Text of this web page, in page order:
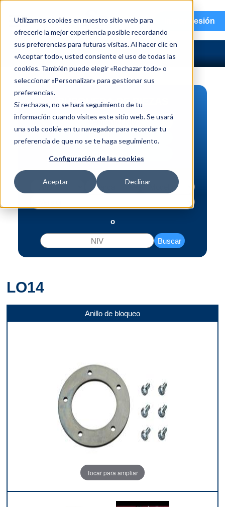
Utilizamos cookies en nuestro sitio web para
ofrecerle la mejor experiencia posible recordando
sus preferencias para futuras visitas. Al hacer clic en
«Aceptar todo», usted consiente el uso de todas las
cookies. También puede elegir «Rechazar todo» o
seleccionar «Personalizar» para gestionar sus
preferencias.
Si rechazas, no se hará seguimiento de tu
información cuando visites este sitio web. Se usará
una sola cookie en tu navegador para recordar tu
preferencia de que no se te haga seguimiento.
Configuración de las cookies
Aceptar Declinar
menu Iniciar sesión
BÚSQUEDA DE PIEZAS
Vehículo | NIV
Pieza | N.º de intercambio
o
Buscar
LO14
Anillo de bloqueo
Tocar para ampliar